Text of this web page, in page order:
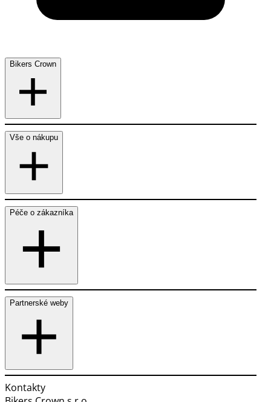
Bikers Crown
Vše o nákupu
Péče o zákazníka
Partnerské weby
Kontakty